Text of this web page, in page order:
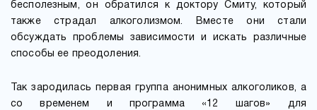
бесполезным, он обратился к доктору Смиту, который
также страдал алкоголизмом. Вместе они стали
обсуждать проблемы зависимости и искать различные
способы ее преодоления.
Так зародилась первая группа анонимных алкоголиков, а
со временем и программа «12 шагов» для